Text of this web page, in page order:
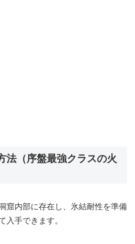
法（序盤最強クラスの火
窟内部に存在し、氷結耐性を準備
入手できます。